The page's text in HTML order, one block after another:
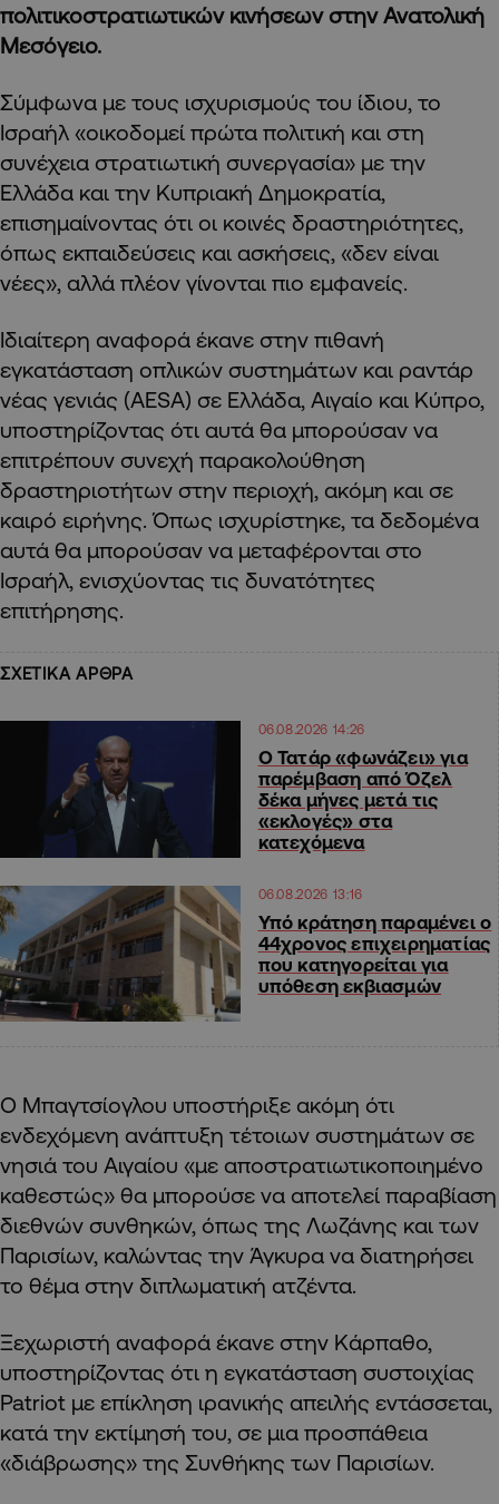
πολιτικοστρατιωτικών κινήσεων στην Ανατολική
Μεσόγειο.
Σύμφωνα με τους ισχυρισμούς του ίδιου, το
Ισραήλ «οικοδομεί πρώτα πολιτική και στη
συνέχεια στρατιωτική συνεργασία» με την
Ελλάδα και την Κυπριακή Δημοκρατία,
επισημαίνοντας ότι οι κοινές δραστηριότητες,
όπως εκπαιδεύσεις και ασκήσεις, «δεν είναι
νέες», αλλά πλέον γίνονται πιο εμφανείς.
Ιδιαίτερη αναφορά έκανε στην πιθανή
εγκατάσταση οπλικών συστημάτων και ραντάρ
νέας γενιάς (AESA) σε Ελλάδα, Αιγαίο και Κύπρο,
υποστηρίζοντας ότι αυτά θα μπορούσαν να
επιτρέπουν συνεχή παρακολούθηση
δραστηριοτήτων στην περιοχή, ακόμη και σε
καιρό ειρήνης. Όπως ισχυρίστηκε, τα δεδομένα
αυτά θα μπορούσαν να μεταφέρονται στο
Ισραήλ, ενισχύοντας τις δυνατότητες
επιτήρησης.
ΣΧΕΤΙΚΑ ΑΡΘΡΑ
06.08.2026 14:26
Ο Τατάρ «φωνάζει» για
παρέμβαση από Όζελ
δέκα μήνες μετά τις
«εκλογές» στα
κατεχόμενα
06.08.2026 13:16
Υπό κράτηση παραμένει ο
44χρονος επιχειρηματίας
που κατηγορείται για
υπόθεση εκβιασμών
Ο Μπαγτσίογλου υποστήριξε ακόμη ότι
ενδεχόμενη ανάπτυξη τέτοιων συστημάτων σε
νησιά του Αιγαίου «με αποστρατιωτικοποιημένο
καθεστώς» θα μπορούσε να αποτελεί παραβίαση
διεθνών συνθηκών, όπως της Λωζάνης και των
Παρισίων, καλώντας την Άγκυρα να διατηρήσει
το θέμα στην διπλωματική ατζέντα.
Ξεχωριστή αναφορά έκανε στην Κάρπαθο,
υποστηρίζοντας ότι η εγκατάσταση συστοιχίας
Patriot με επίκληση ιρανικής απειλής εντάσσεται,
κατά την εκτίμησή του, σε μια προσπάθεια
«διάβρωσης» της Συνθήκης των Παρισίων.